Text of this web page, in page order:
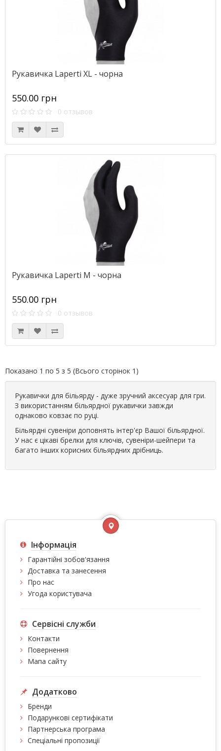
Рукавичка Laperti XL - чорна
550.00 грн
0 отзывов
Рукавичка Laperti М - чорна
550.00 грн
0 отзывов
Показано 1 по 5 з 5 (Всього сторінок 1)
Рукавички для більярду - дуже зручний аксесуар для гри.
З використанням більярдної рукавички завжди
однаково ковзає по руці.
Більярдні сувеніри доповнять інтер'єр Вашої більярдної.
У нас є цікаві брелки для ключів, сувеніри-шейпери та
багато інших корисних більярдних дрібниць.
Інформація
Гарантійні зобов'язання
Доставка та занесення
Про нас
Угода користувача
Сервісні служби
Контакти
Повернення
Мапа сайту
Додатково
Бренди
Подарункові сертифікати
Партнерська програма
Спеціальні пропозиції